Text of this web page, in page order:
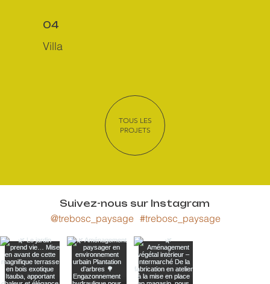
04
Villa
TOUS LES
PROJETS
Suivez-nous sur Instagram
#trebosc_paysage
@trebosc_paysage